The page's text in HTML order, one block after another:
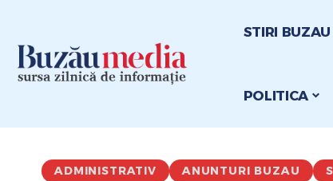
STIRI BUZAU
POLITICA
ADMINISTRATIV ANUNTURI BUZAU